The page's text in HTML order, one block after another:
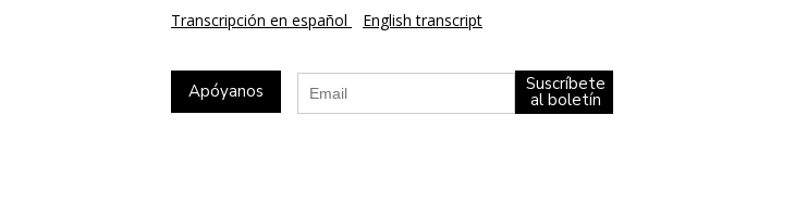
Transcripción en español English transcript
Apóyanos Suscríbete
al boletín